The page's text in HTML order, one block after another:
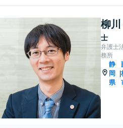
柳
士
弁護士
務所
静
岡
県